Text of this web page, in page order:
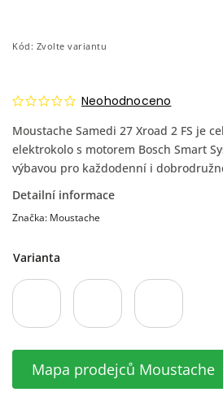
Kód: Zvolte variantu
Neohodnoceno
Moustache Samedi 27 Xroad 2 FS je
elektrokolo s motorem Bosch Smart
výbavou pro každodenní i
Detailní informace
Značka: Moustache
Varianta
Mapa prodejců Moustache